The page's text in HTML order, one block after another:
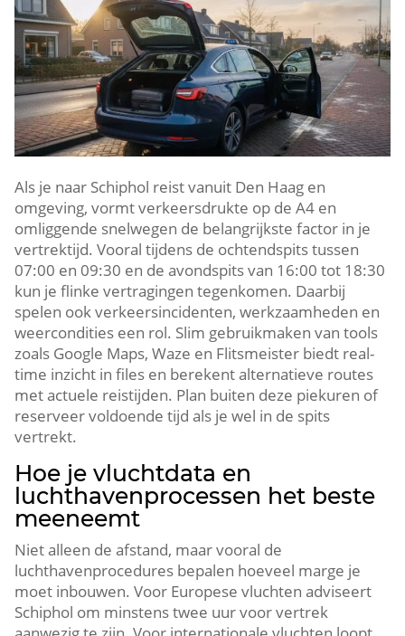
Als je naar Schiphol reist vanuit Den Haag en
omgeving, vormt verkeersdrukte op de A4 en
omliggende snelwegen de belangrijkste factor in je
vertrektijd. Vooral tijdens de ochtendspits tussen
07:00 en 09:30 en de avondspits van 16:00 tot 18:30
kun je flinke vertragingen tegenkomen. Daarbij
spelen ook verkeersincidenten, werkzaamheden en
weercondities een rol. Slim gebruikmaken van tools
zoals Google Maps, Waze en Flitsmeister biedt real-
time inzicht in files en berekent alternatieve routes
met actuele reistijden. Plan buiten deze piekuren of
reserveer voldoende tijd als je wel in de spits
vertrekt.
Hoe je vluchtdata en
luchthavenprocessen het beste
meeneemt
Niet alleen de afstand, maar vooral de
luchthavenprocedures bepalen hoeveel marge je
moet inbouwen. Voor Europese vluchten adviseert
Schiphol om minstens twee uur voor vertrek